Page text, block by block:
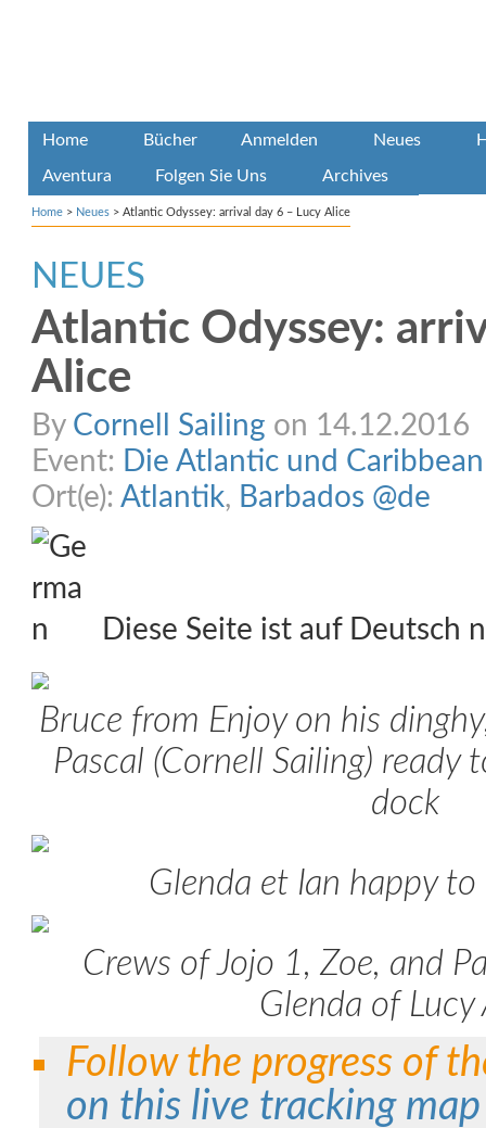
Home Bücher Anmelden Neues
Aventura Folgen Sie Uns Archives
Home > Neues > Atlantic Odyssey: arrival day 6 – Lucy Alice
NEUES
Atlantic Odyssey:
Alice
By Cornell Sailing on 14.12.2016
Event: Die Atlantic und
Ort(e): Atlantik, Barbados @de
Diese Seite ist auf Deutsch
Bruce from Enjoy on his
Pascal (Cornell Sailing) ready
dock
Glenda et Ian happy
Crews of Jojo 1, Zoe, and
Glenda of Lucy
Follow the progress of
on this live tracking map